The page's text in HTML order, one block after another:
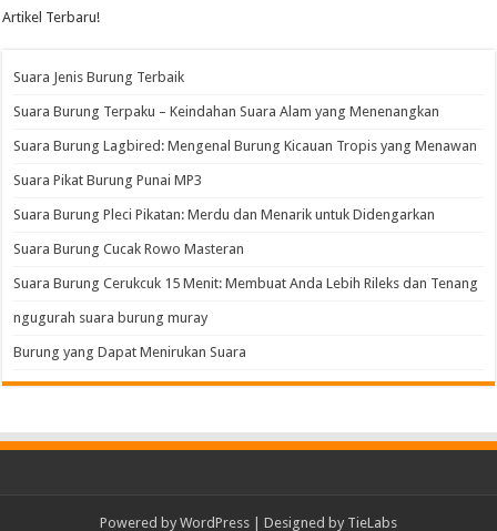
Artikel Terbaru!
Suara Jenis Burung Terbaik
Suara Burung Terpaku – Keindahan Suara Alam yang Menenangkan
Suara Burung Lagbired: Mengenal Burung Kicauan Tropis yang Menawan
Suara Pikat Burung Punai MP3
Suara Burung Pleci Pikatan: Merdu dan Menarik untuk Didengarkan
Suara Burung Cucak Rowo Masteran
Suara Burung Cerukcuk 15 Menit: Membuat Anda Lebih Rileks dan Tenang
ngugurah suara burung muray
Burung yang Dapat Menirukan Suara
Powered by WordPress | Designed by TieLabs